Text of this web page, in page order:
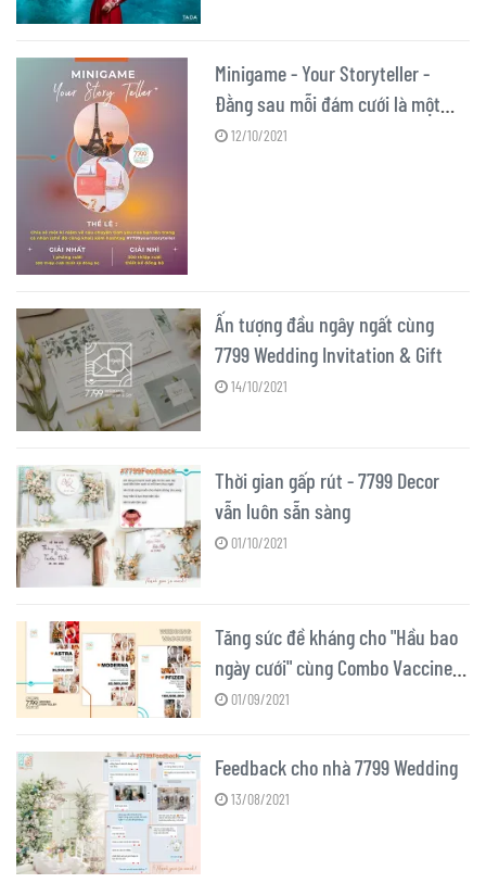
Minigame - Your Storyteller -
Đằng sau mỗi đám cưới là một
câu chuyện tình yêu
12/10/2021
Ấn tượng đầu ngây ngất cùng
7799 Wedding Invitation & Gift
14/10/2021
Thời gian gấp rút - 7799 Decor
vẫn luôn sẵn sàng
01/10/2021
Tăng sức đề kháng cho "Hầu bao
ngày cưới" cùng Combo Vaccine
Wedding
01/09/2021
Feedback cho nhà 7799 Wedding
13/08/2021